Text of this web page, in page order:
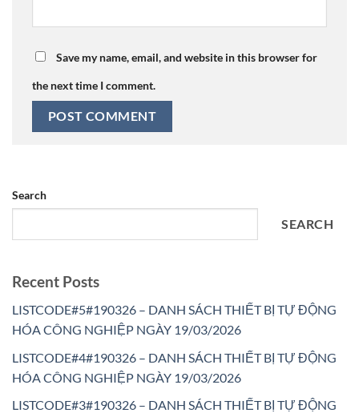
Save my name, email, and website in this browser for
the next time I comment.
Search
SEARCH
Recent Posts
LISTCODE#5#190326 – DANH SÁCH THIẾT BỊ TỰ ĐỘNG
HÓA CÔNG NGHIỆP NGÀY 19/03/2026
LISTCODE#4#190326 – DANH SÁCH THIẾT BỊ TỰ ĐỘNG
HÓA CÔNG NGHIỆP NGÀY 19/03/2026
LISTCODE#3#190326 – DANH SÁCH THIẾT BỊ TỰ ĐỘNG